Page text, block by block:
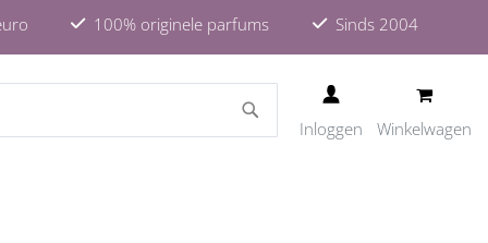
100% originele parfums Sinds 2004
Inloggen Winkelwagen